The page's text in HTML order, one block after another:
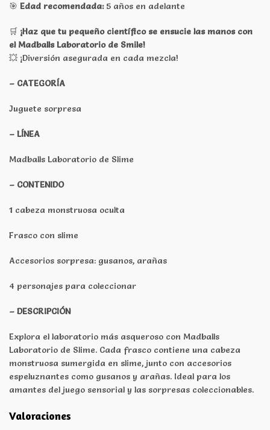
🎯 Edad recomendada:5 años en adelante
🛒 ¡Haz que tu pequeño científico se ensucie las manos con
el Madballs Laboratorio de Smile!
💥 ¡Diversión asegurada en cada mezcla!
– CATEGORÍA
Juguete sorpresa
– LÍNEA
Madballs Laboratorio de Slime
– CONTENIDO
1 cabeza monstruosa oculta
Frasco con slime
Accesorios sorpresa: gusanos, arañas
4 personajes para coleccionar
– DESCRIPCIÓN
Explora el laboratorio más asqueroso con Madballs
Laboratorio de Slime. Cada frasco contiene una cabeza
monstruosa sumergida en slime, junto con accesorios
espeluznantes como gusanos y arañas. Ideal para los
amantes del juego sensorial y las sorpresas coleccionables.
Valoraciones